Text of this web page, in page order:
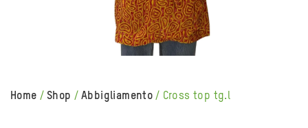
home / shop / abbigliamento / cross top tg.l